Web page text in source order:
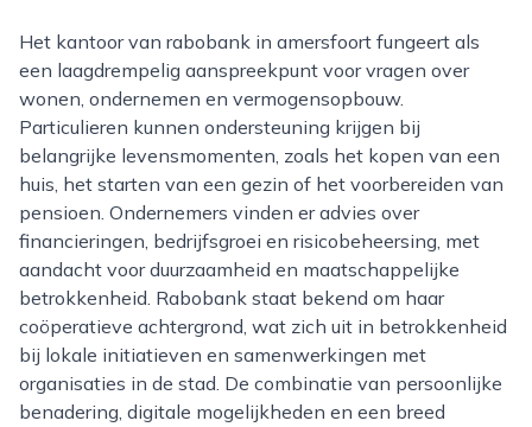
Het kantoor van rabobank in amersfoort fungeert als
een laagdrempelig aanspreekpunt voor vragen over
wonen, ondernemen en vermogensopbouw.
Particulieren kunnen ondersteuning krijgen bij
belangrijke levensmomenten, zoals het kopen van een
huis, het starten van een gezin of het voorbereiden van
pensioen. Ondernemers vinden er advies over
financieringen, bedrijfsgroei en risicobeheersing, met
aandacht voor duurzaamheid en maatschappelijke
betrokkenheid. Rabobank staat bekend om haar
coöperatieve achtergrond, wat zich uit in betrokkenheid
bij lokale initiatieven en samenwerkingen met
organisaties in de stad. De combinatie van persoonlijke
benadering, digitale mogelijkheden en een breed